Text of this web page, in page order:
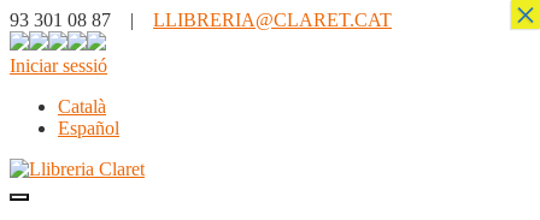
93 301 08 87 | LLIBRERIA@CLARET.CAT
Iniciar sessió
Català
Español
×